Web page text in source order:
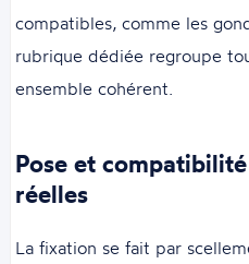
compatibles, comme les
rubrique dédiée regroupe
ensemble cohérent.
Pose et
réelles
La fixation se fait par